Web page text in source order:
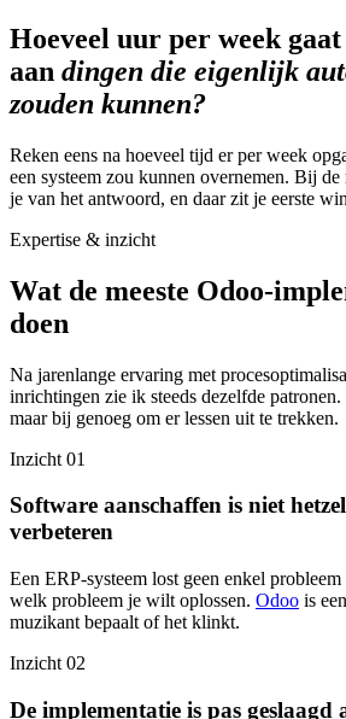
Hoeveel uur per week
aan dingen die eigenlijk
zouden kunnen?
Reken eens na hoeveel tijd er per week
een systeem zou kunnen overnemen. Bij
je van het antwoord, en daar zit je eerste
Expertise & inzicht
Wat de meeste Odoo-
doen
Na jarenlange ervaring met
inrichtingen zie ik steeds dezelfde
maar bij genoeg om er lessen uit te trekken.
Inzicht 01
Software aanschaffen is niet
verbeteren
Een ERP-systeem lost geen enkel
welk probleem je wilt oplossen. Odoo is
muzikant bepaalt of het klinkt.
Inzicht 02
De implementatie is pas geslaagd